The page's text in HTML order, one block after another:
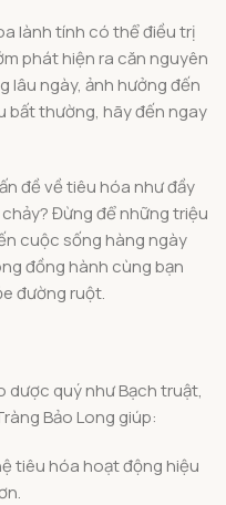
lành tính có thể điều trị
phát hiện ra căn nguyên
lâu ngày, ảnh hưởng đến
bất thường, hãy đến ngay
đề về tiêu hóa như đầy
Đừng để những triệu
cuộc sống hàng ngày
đồng hành cùng bạn
đường ruột.
dược quý như Bạch truật,
Bảo Long giúp:
tiêu hóa hoạt động hiệu